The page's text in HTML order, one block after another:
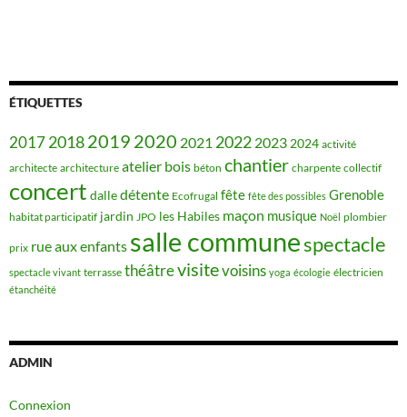
ÉTIQUETTES
201720182019 2020 2021 2022 2023 2024 activité
architecte architecture atelier bois béton chantier charpente collectif
concert dalledétente Ecofrugal fête fête des possibles Grenoble
habitat participatif jardin JPO les Habiles maçon musique Noël plombier
prix rue aux enfants salle communespectacle
spectacle vivant terrasse théâtrevisitevoisins yoga écologie électricien
étanchéité
ADMIN
Connexion